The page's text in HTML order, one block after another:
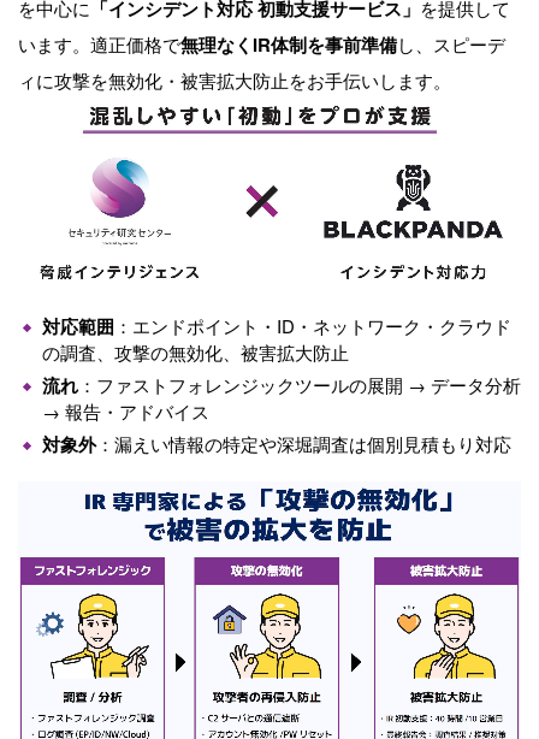
を中心に 「インシデント対応 初動支援サービス」 を提供して
います。適正価格で無理なくIR体制を事前準備し、スピーデ
ィに攻撃を無効化・被害拡大防止をお手伝いします。
対応範囲 ：エンドポイント・ ID ・ネットワーク・クラウド
の調査、攻撃の無効化、被害拡大防止
流れ：ファストフォレンジックツールの展開 → データ分析
→ 報告・アドバイス
対象外：漏えい情報の特定や深堀調査は個別見積もり対応